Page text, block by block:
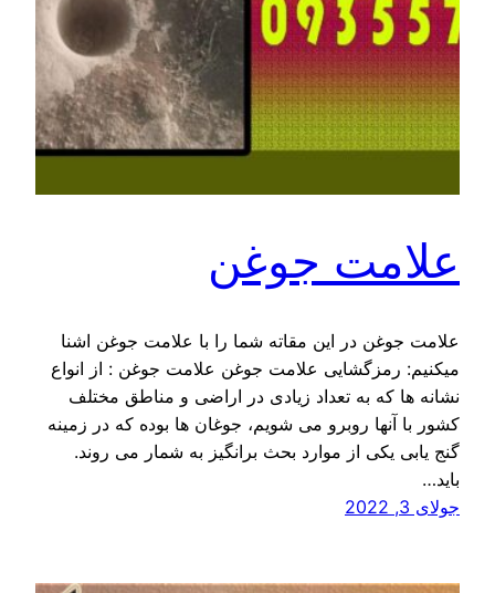
علامت جوغن
علامت جوغن در این مقاته شما را با علامت جوغن اشنا
میکنیم: رمزگشایی علامت جوغن علامت جوغن : از انواع
نشانه ها که به تعداد زیادی در اراضی و مناطق مختلف
کشور با آنها روبرو می شویم، جوغان ها بوده که در زمینه
گنج یابی یکی از موارد بحث برانگیز به شمار می روند.
باید…
جولای 3, 2022